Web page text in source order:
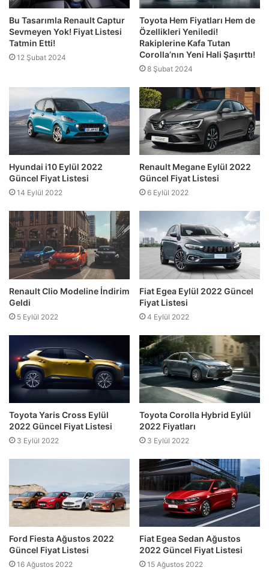
Bu Tasarımla Renault Captur
Sevmeyen Yok! Fiyat Listesi
Tatmin Etti!
12 Şubat 2024
Toyota Hem Fiyatları Hem de
Özellikleri Yeniledi!
Rakiplerine Kafa Tutan
Corolla’nın Yeni Hali Şaşırttı!
8 Şubat 2024
Hyundai i10 Eylül 2022
Güncel Fiyat Listesi
14 Eylül 2022
Renault Megane Eylül 2022
Güncel Fiyat Listesi
6 Eylül 2022
Renault Clio Modeline İndirim
Geldi
5 Eylül 2022
Fiat Egea Eylül 2022 Güncel
Fiyat Listesi
4 Eylül 2022
Toyota Yaris Cross Eylül
2022 Güncel Fiyat Listesi
3 Eylül 2022
Toyota Corolla Hybrid Eylül
2022 Fiyatları
3 Eylül 2022
Ford Fiesta Ağustos 2022
Güncel Fiyat Listesi
16 Ağustos 2022
Fiat Egea Sedan Ağustos
2022 Güncel Fiyat Listesi
15 Ağustos 2022